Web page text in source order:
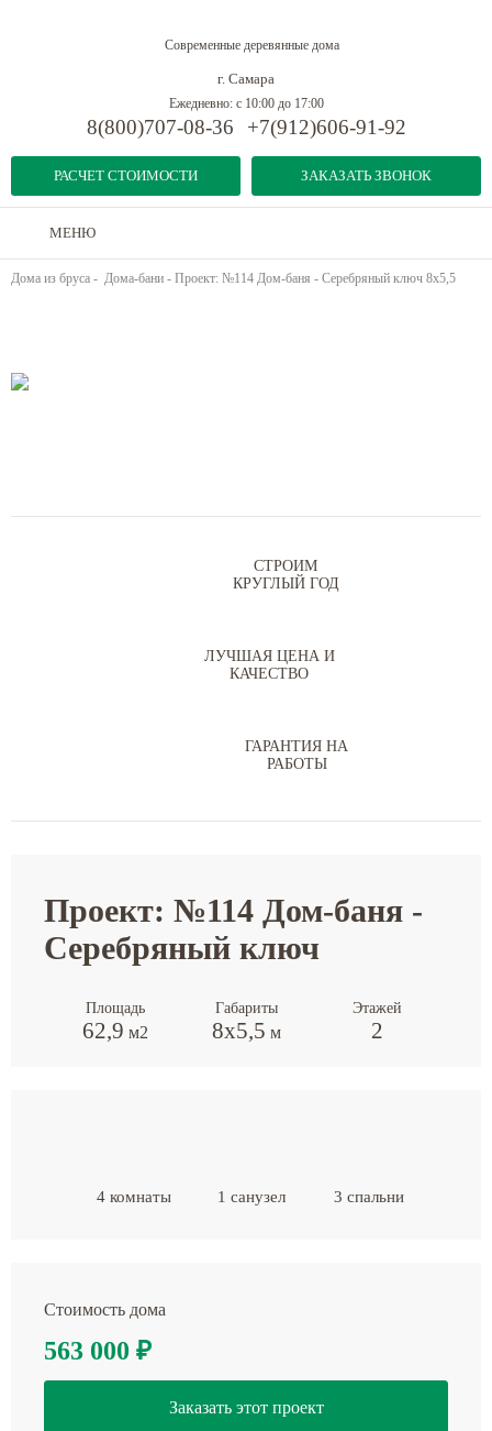
Современные деревянные дома
г. Самара
РАСЧЕТ СТОИМОСТИ
Ежедневно: с 10:00 до 17:00
8(800)707-08-36 +7(912)606-91-92
ЗАКАЗАТЬ ЗВОНОК
МЕНЮ
Дома из бруса - Дома-бани - Проект: №114 Дом-баня - Серебряный ключ 8х5,5
СТРОИМ
КРУГЛЫЙ ГОД
ЛУЧШАЯ ЦЕНА И
КАЧЕСТВО
ГАРАНТИЯ НА
РАБОТЫ
Проект: №114 Дом-баня -
Серебряный ключ
Площадь
62,9 м2
Габариты
8х5,5 м
Этажей
2
4 комнаты 1 санузел 3 спальни
Стоимость дома
563 000 ₽
Заказать этот проект